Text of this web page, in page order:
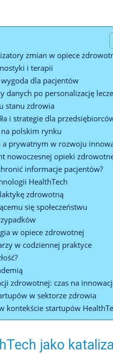
zmian w opiece
i terapii
dla pacjentów
danych po personalizację
stanu zdrowia
i strategie dla
polskim rynku
a prywatnym w rozwoju
nowoczesnej opieki
informacje pacjentów?
HealthTech
zdrowotną
się społeczeństwu
w opiece zdrowotnej
w codziennej praktyce
zdrowotnej: czas na
w sektorze zdrowia
kontekście startupów
jako